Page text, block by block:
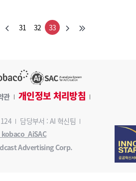
31 32 33
관 개인정보 처리방침
담당부서 : AI 혁신팀
kobaco_AiSAC
Advertising Corp.